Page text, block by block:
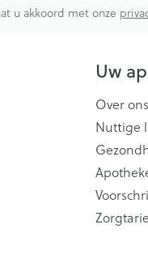
u akkoord met onze
Uw
Over ons
Nuttige